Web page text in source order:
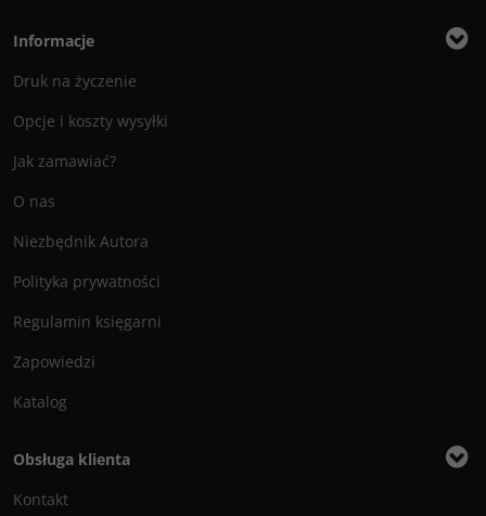
Informacje
Druk na życzenie
Opcje i koszty wysyłki
Jak zamawiać?
O nas
Niezbędnik Autora
Polityka prywatności
Regulamin księgarni
Zapowiedzi
Katalog
Obsługa klienta
Kontakt